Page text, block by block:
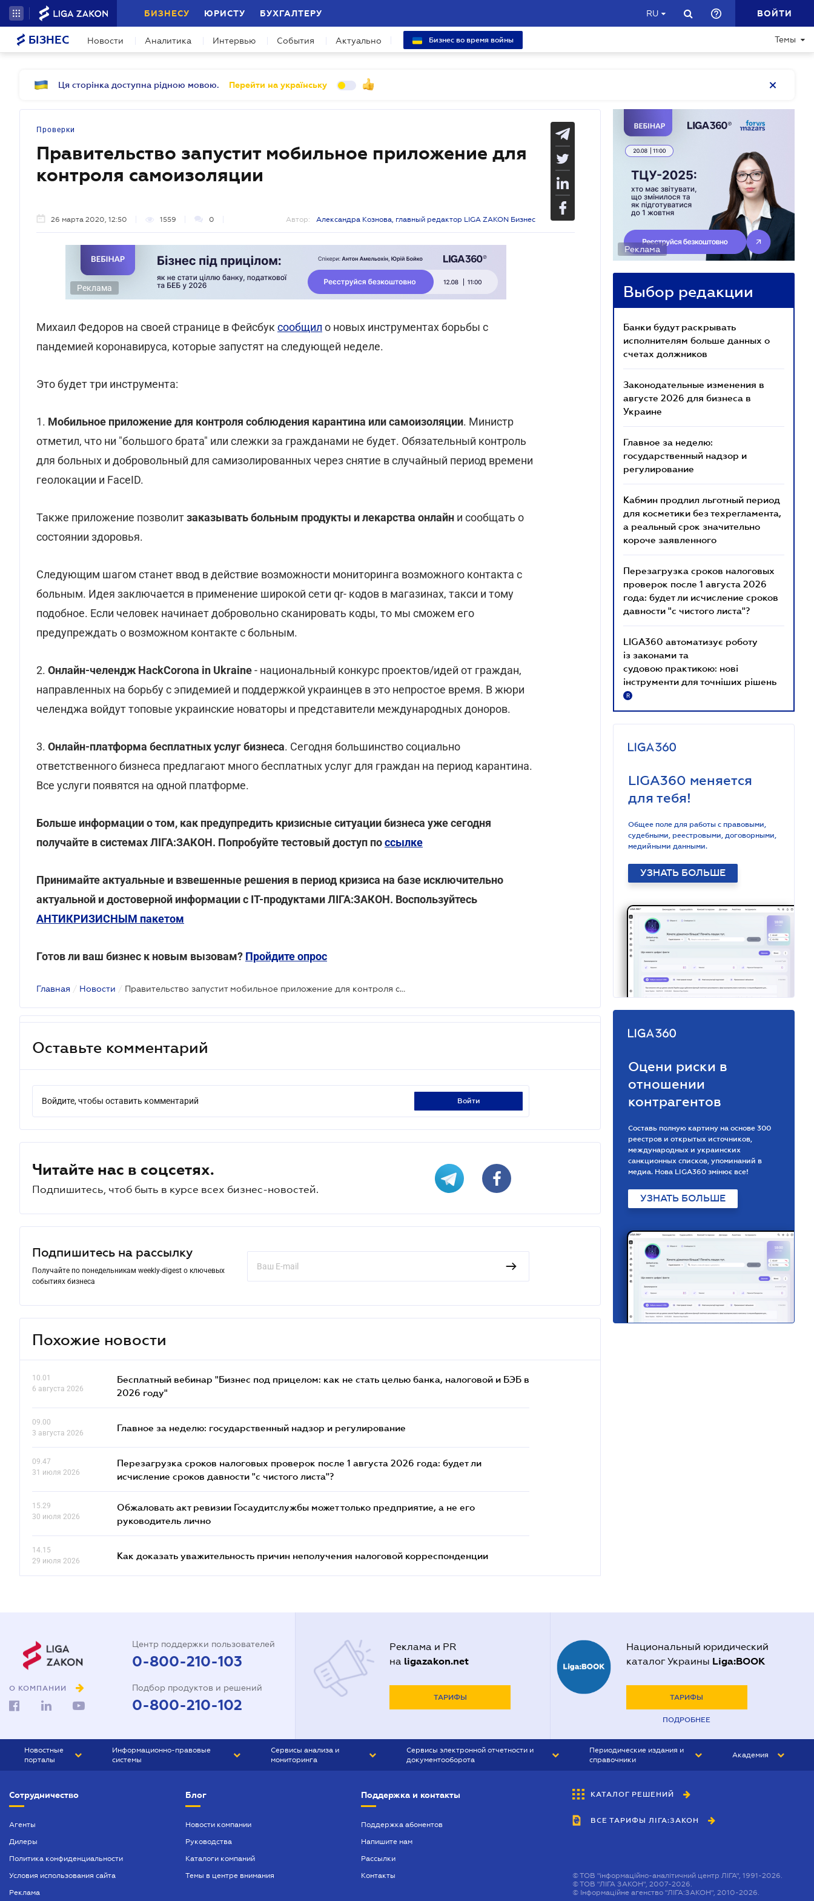
БИЗНЕСУ ЮРИСТУ БУХГАЛТЕРУ RU ВОЙТИ
БІЗНЕС Новости Аналитика Интервью События Актуально Бизнес во время войны Темы
Ця сторінка доступна рідною мовою. Перейти на українську
Проверки
Правительство запустит мобильное приложение для
контроля самоизоляции
26 марта 2020, 12:50 1559 0 Автор: Александра Кознова, главный редактор LIGA ZAKON Бизнес
Реклама
Михаил Федоров на своей странице в Фейсбук сообщил о новых инструментах борьбы с
пандемией коронавируса, которые запустят на следующей неделе.
Это будет три инструмента:
1. Мобильное приложение для контроля соблюдения карантина или самоизоляции. Министр
отметил, что ни "большого брата" или слежки за гражданами не будет. Обязательный контроль
для больных и добровольный для самизолированных через снятие в случайный период времени
геолокации и FaceID.
Также приложение позволитзаказывать больным продукты и лекарства онлайн и сообщать о
состоянии здоровья.
Следующим шагом станет ввод в действие возможности мониторинга возможного контакта с
больным. Идея заключается в применение широкой сети qr- кодов в магазинах, такси и тому
подобное. Если человек начинает добровольно сканировать коды, то мы сможем его
предупреждать о возможном контакте с больным.
2. Онлайн-челендж HackCorona in Ukraine- национальный конкурс проектов/идей от граждан,
направленных на борьбу с эпидемией и поддержкой украинцев в это непростое время. В жюри
челенджа войдут топовые украинские новаторы и представители международных доноров.
3. Онлайн-платформа бесплатных услуг бизнеса. Сегодня большинство социально
ответственного бизнеса предлагают много бесплатных услуг для граждан на период карантина.
Все услуги появятся на одной платформе.
Больше информации о том, как предупредить кризисные ситуации бизнеса уже сегодня
получайте в системах ЛІГА:ЗАКОН. Попробуйте тестовый доступ поссылке
Принимайте актуальные и взвешенные решения в период кризиса на базе исключительно
актуальной и достоверной информации с ІТ-продуктами ЛІГА:ЗАКОН. Воспользуйтесь
АНТИКРИЗИСНЫМ пакетом
Готов ли ваш бизнес к новым вызовам? Пройдите опрос
Главная / Новости / Правительство запустит мобильное приложение для контроля самоизоляции
Оставьте комментарий
Войдите, чтобы оставить комментарий войти
Читайте нас в соцсетях.
Подпишитесь, чтоб быть в курсе всех бизнес-новостей.
Подпишитесь на рассылку
Получайте по понедельникам weekly-digest о ключевых
событиях бизнеса
Похожие новости
10.01
6 августа 2026
Бесплатный вебинар "Бизнес под прицелом: как не стать целью банка, налоговой и БЭБ в
2026 году"
09.00
3 августа 2026
Главное за неделю: государственный надзор и регулирование
09.47
31 июля 2026
Перезагрузка сроков налоговых проверок после 1 августа 2026 года: будет ли
исчисление сроков давности "с чистого листа"?
15.29
30 июля 2026
Обжаловать акт ревизии Госаудитслужбы может только предприятие, а не его
руководитель лично
14.15
29 июля 2026
Как доказать уважительность причин неполучения налоговой корреспонденции
Реклама
Выбор редакции
Банки будут раскрывать
исполнителям больше данных о
счетах должников
Законодательные изменения в
августе 2026 для бизнеса в
Украине
Главное за неделю:
государственный надзор и
регулирование
Кабмин продлил льготный период
для косметики без техрегламента,
а реальный срок значительно
короче заявленного
Перезагрузка сроков налоговых
проверок после 1 августа 2026
года: будет ли исчисление сроков
давности "с чистого листа"?
LIGA360 автоматизує роботу
із законами та
судовою практикою: нові
інструменти для точніших рішень
R
LIGA360 меняется
для тебя!
Общее поле для работы с правовыми,
судебными, реестровыми, договорными,
медийными данными.
УЗНАТЬ БОЛЬШЕ
Оцени риски в
отношении
контрагентов
Составь полную картину на основе 300
реестров и открытых источников,
международных и украинских
санкционных списков, упоминаний в
медиа. Нова LIGA360 змінює все!
УЗНАТЬ БОЛЬШЕ
О КОМПАНИИ
Центр поддержки пользователей
0-800-210-103
Подбор продуктов и решений
0-800-210-102
Реклама и PR
на ligazakon.net
ТАРИФЫ
Национальный юридический
каталог Украины Liga:BOOK
ТАРИФЫ
ПОДРОБНЕЕ
Новостные
порталы
БИЗНЕС
Информационно-правовые
системы
БУХГАЛТЕР ПРОФ
ЮРИСТ ПРОФ
Сервисы анализа и
мониторинга
Сервисы электронной отчетности и
документооборота
Периодические издания и
справочники
БУХГАЛТЕР&ЗАКОН
ВЕСТНИК МСФО
Академия
Сотрудничество
Агенты
Дилеры
Политика конфиденциальности
Условия использования сайта
Реклама
Блог
Новости компании
Руководства
Каталоги компаний
Темы в центре внимания
Поддержка и контакты
Поддержка абонентов
Напишите нам
Рассылки
Контакты
КАТАЛОГ РЕШЕНИЙ
ВСЕ ТАРИФЫ ЛІГА:ЗАКОН
©ТОВ "інформаційно-аналітичний центр ЛІГА", 1991-2026.
©ТОВ "ЛІГА ЗАКОН", 2007-2026.
© Інформаційне агенство "ЛІГА:ЗАКОН", 2010-2026.